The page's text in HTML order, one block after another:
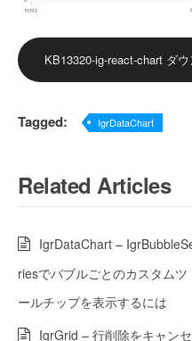
KB13320-ig-react-chart ダ
Tagged: IgrDataChart
Related Articles
IgrDataChart –
riesでバブルごとのカスタムツ
ールチップを表示するには
IgrGrid – 行削除をキャンセ